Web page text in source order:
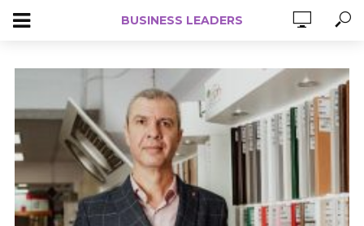
BUSINESS LEADERS